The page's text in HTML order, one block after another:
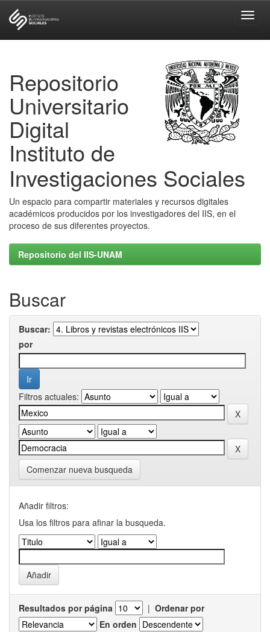
Repositorio
Universitario
Digital
Instituto de
Investigaciones Sociales
Un espacio para compartir materiales y recursos digitales
académicos producidos por los investigadores del IIS, en el
proceso de sus diferentes proyectos.
Repositorio del IIS-UNAM
Buscar
Buscar:
por
Filtros actuales:
Comenzar nueva busqueda
Añadir filtros:
Usa los filtros para afinar la busqueda.
Resultados por página | Ordenar por
En orden